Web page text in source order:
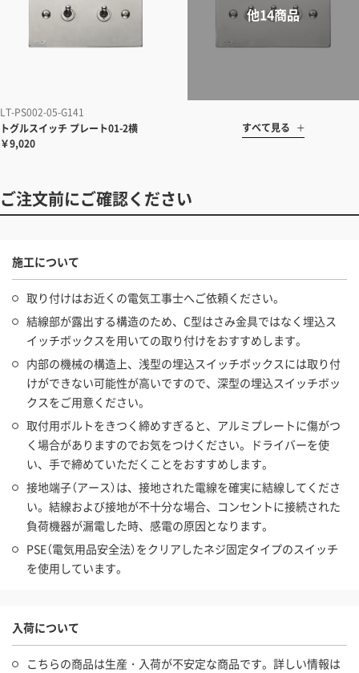
LT-PS002-05-G141
トグルスイッチ プレート01-2横
￥9,020
すべて見る
ご注文前にご確認ください
施工について
取り付けはお近くの電気工事士へご依頼ください。
結線部が露出する構造のため、C型はさみ金具ではなく埋込ス
イッチボックスを用いての取り付けをおすすめします。
内部の機械の構造上、浅型の埋込スイッチボックスには取り付
けができない可能性が高いですので、深型の埋込スイッチボッ
クスをご用意ください。
取付用ボルトをきつく締めすぎると、アルミプレートに傷がつ
く場合がありますのでお気をつけください。ドライバーを使
い、手で締めていただくことをおすすめします。
接地端子（アース）は、接地された電線を確実に結線してくださ
い。結線および接地が不十分な場合、コンセントに接続された
負荷機器が漏電した時、感電の原因となります。
PSE（電気用品安全法）をクリアしたネジ固定タイプのスイッチ
を使用しています。
入荷について
こちらの商品は生産・入荷が不安定な商品です。詳しい情報は